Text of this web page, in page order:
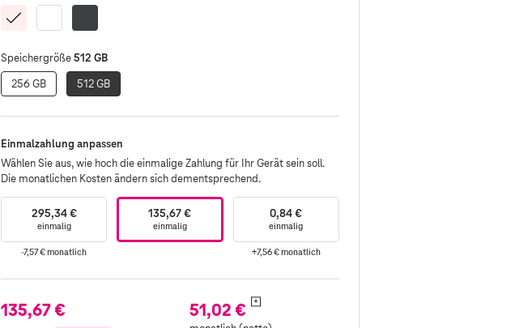
HellrosaWeiß Schwarz
Speichergröße 512 GB
256 GB 512 GB
Einmalzahlung anpassen
Wählen Sie aus, wie hoch die einmalige Zahlung für Ihr Gerät sein soll.
Die monatlichen Kosten ändern sich dementsprechend.
295,34 €
einmalig
-7,57 €monatlich
135,67 €
einmalig
0,84 €
einmalig
+7,56 €monatlich
135,67 € 51,02 € *